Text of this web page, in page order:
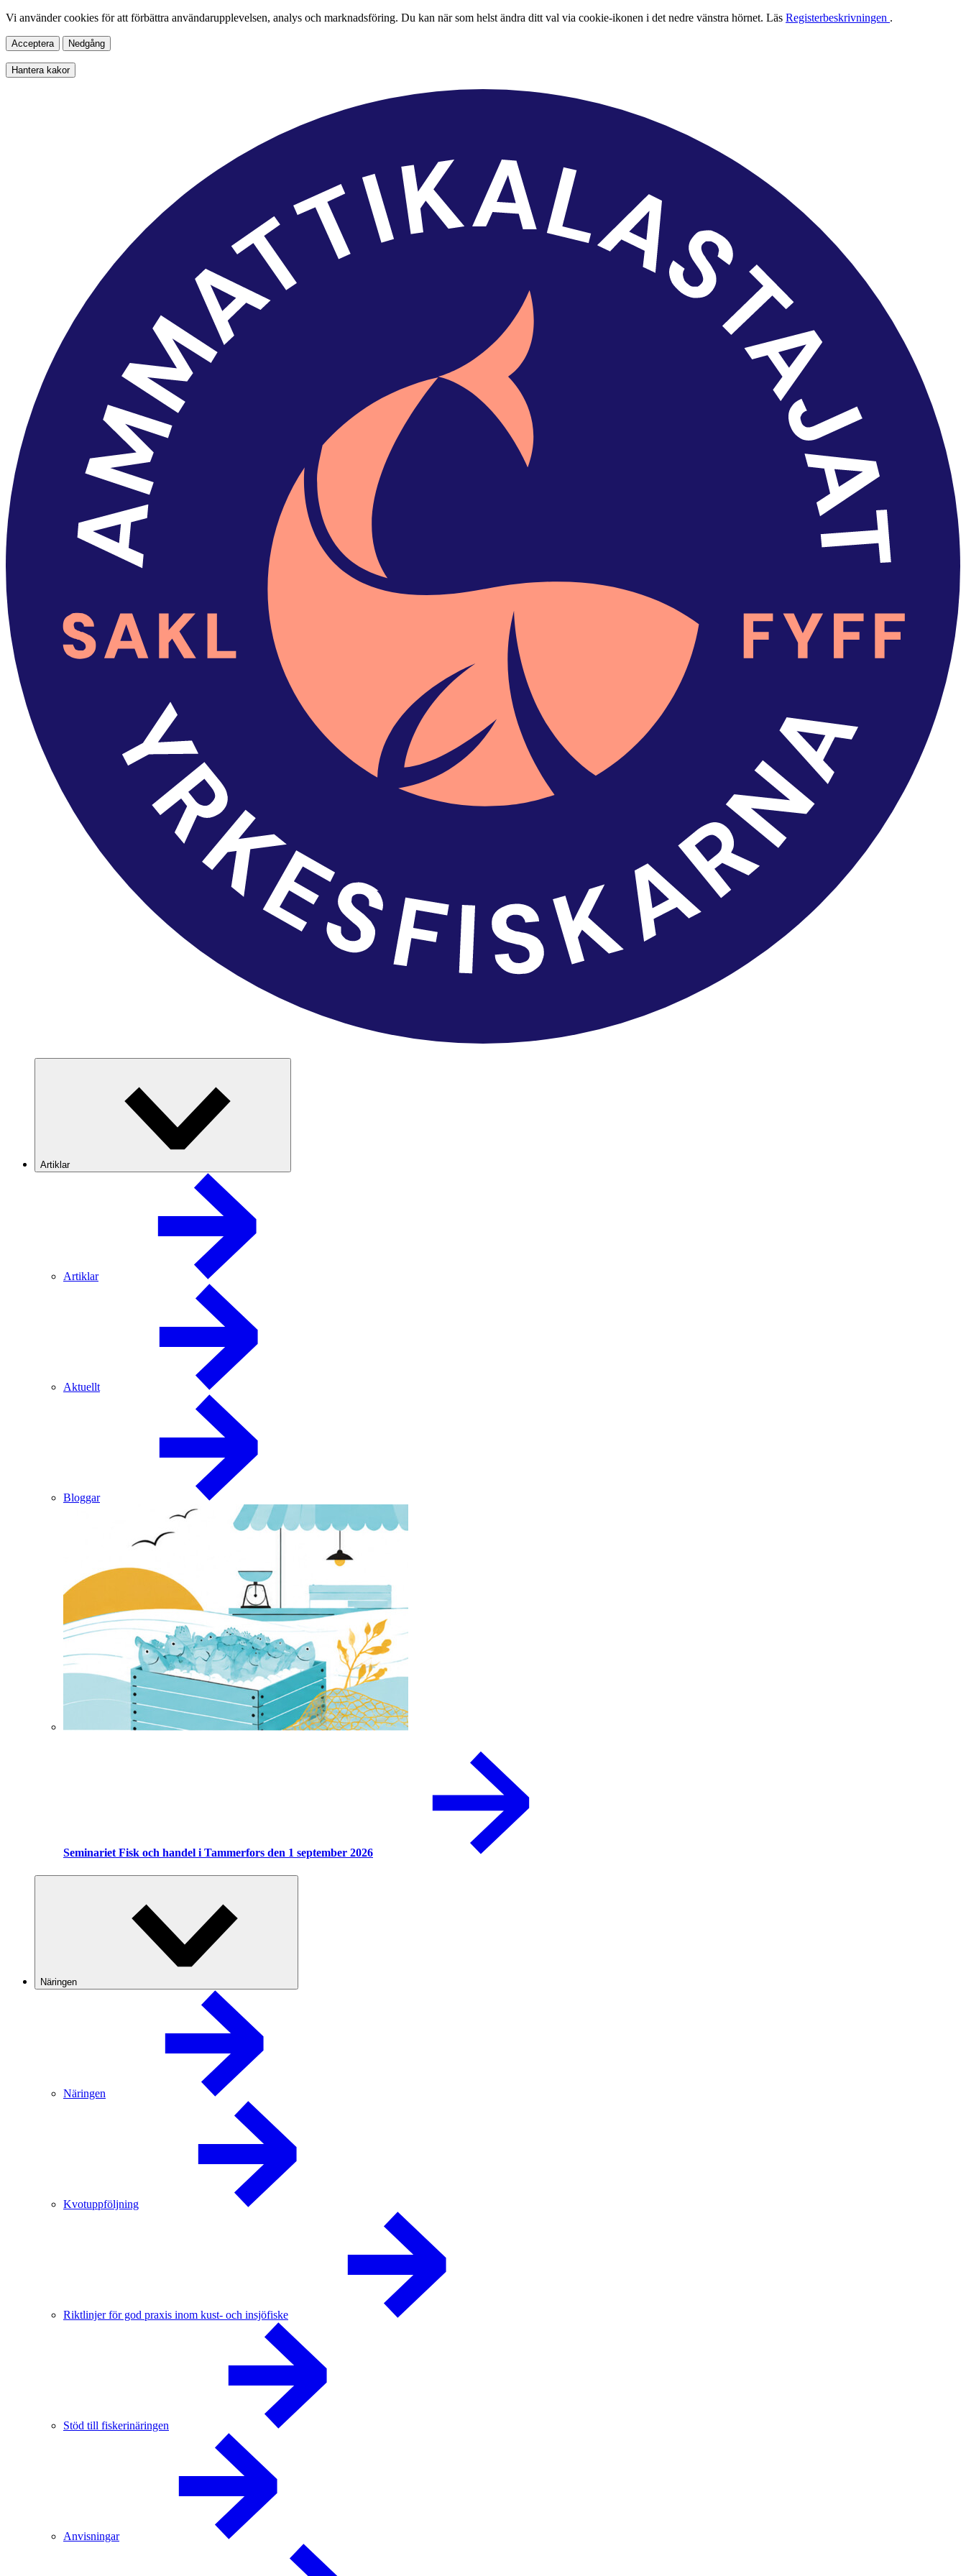
Vi använder cookies för att förbättra användarupplevelsen, analys och marknadsföring. Du kan när som helst ändra ditt val via cookie-ikonen i det nedre vänstra hörnet. Läs Registerbeskrivningen .
Acceptera Nedgång
Hantera kakor
Artiklar
Artiklar
Aktuellt
Bloggar
Seminariet Fisk och handel i Tammerfors den 1 september 2026
Näringen
Näringen
Kvotuppföljning
Riktlinjer för god praxis inom kust- och insjöfiske
Stöd till fiskerinäringen
Anvisningar